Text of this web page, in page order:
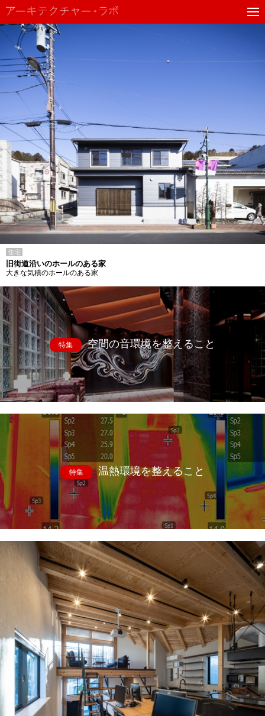
住宅
旧街道沿いのホールのある家
大きな気積のホールのある家
特集 空間の音環境を整えること
特集 温熱環境を整えること